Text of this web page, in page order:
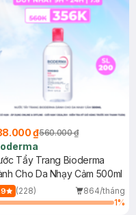
₫560.000 ₫
Tẩy Trang Bioderma
Cho Da Nhạy Cảm 500ml
(228)
864/tháng
1%